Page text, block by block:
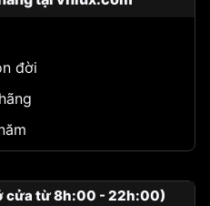
đời
cửa từ 8h:00 - 22h:00)